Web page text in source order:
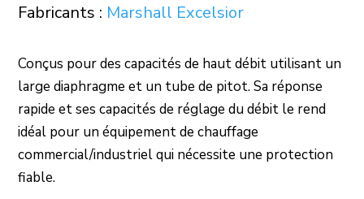
Fabricants : Marshall Excelsior
Conçus pour des capacités de haut débit utilisant un
large diaphragme et un tube de pitot. Sa réponse
rapide et ses capacités de réglage du débit le rend
idéal pour un équipement de chauffage
commercial/industriel qui nécessite une protection
fiable.